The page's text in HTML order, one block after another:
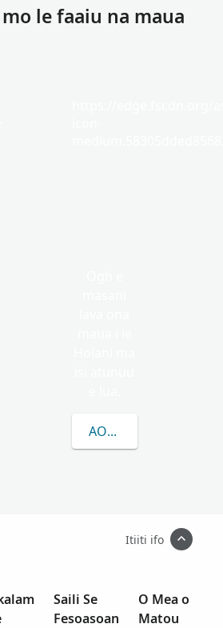
le faaiu na maua
AOAO ATILI E UIGA I
Itiiti ifo
Saili Se
Fesoasoan
O Mea o
Matou